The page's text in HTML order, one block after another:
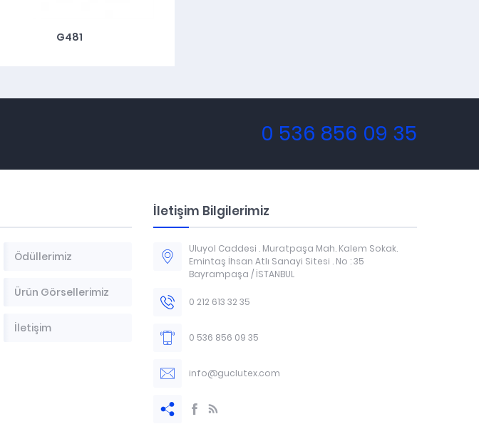
G481
0 536 856 09 35
Ödüllerimiz
Ürün Görsellerimiz
İletişim
İletişim Bilgilerimiz
Uluyol Caddesi . Muratpaşa Mah. Kalem Sokak.
Emintaş İhsan Atlı Sanayi Sitesi . No : 35
Bayrampaşa / İSTANBUL
0 212 613 32 35
0 536 856 09 35
info@guclutex.com